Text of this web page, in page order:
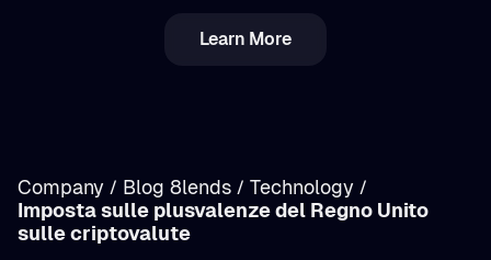
Learn More
Company / Blog 8lends / Technology /
Imposta sulle plusvalenze del Regno Unito
sulle criptovalute